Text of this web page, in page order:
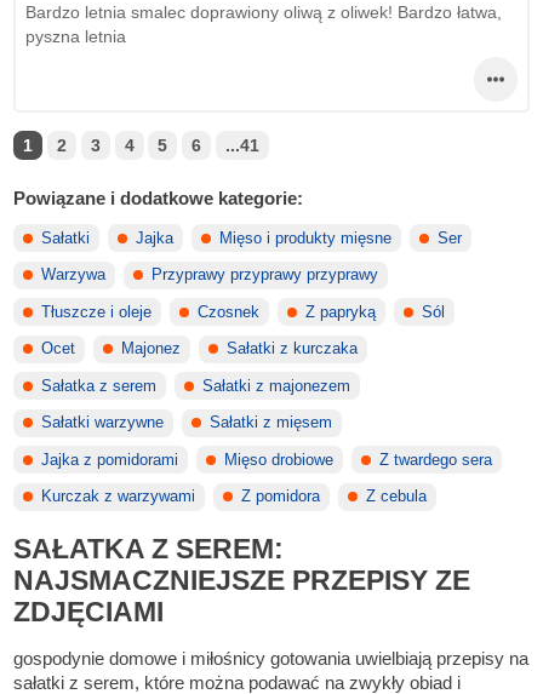
Bardzo letnia smalec doprawiony oliwą z oliwek! Bardzo łatwa,
pyszna letnia
1 2 3 4 5 6 ...41
Powiązane i dodatkowe kategorie:
Sałatki Jajka Mięso i produkty mięsne Ser
Warzywa Przyprawy przyprawy przyprawy
Tłuszcze i oleje Czosnek Z papryką Sól
Ocet Majonez Sałatki z kurczaka
Sałatka z serem Sałatki z majonezem
Sałatki warzywne Sałatki z mięsem
Jajka z pomidorami Mięso drobiowe Z twardego sera
Kurczak z warzywami Z pomidora Z cebula
SAŁATKA Z SEREM:
NAJSMACZNIEJSZE PRZEPISY ZE
ZDJĘCIAMI
gospodynie domowe i miłośnicy gotowania uwielbiają przepisy na
sałatki z serem, które można podawać na zwykły obiad i